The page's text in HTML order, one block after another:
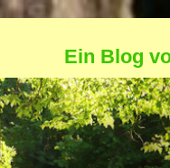
Ein Blog